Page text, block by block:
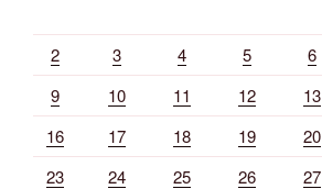
2
3 4 5 6
9
10 11 12 13
16
17 18 19 20
23
24 25 26 27